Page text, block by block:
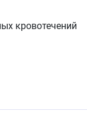
кровотечений
на всех